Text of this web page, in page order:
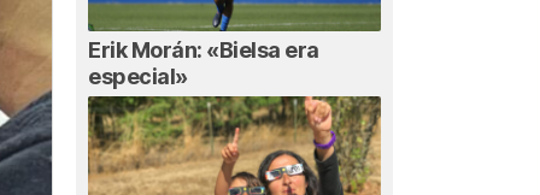
Erik Morán: «Bielsa era
especial»